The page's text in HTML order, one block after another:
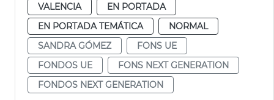
VALENCIA
EN PORTADA
EN PORTADA TEMÁTICA
NORMAL
SANDRA GÓMEZ
FONS UE
FONDOS UE
FONS NEXT GENERATION
FONDOS NEXT GENERATION